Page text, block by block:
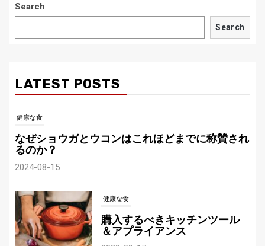
Search
Search
LATEST POSTS
健康な食
なぜショウガとウコンはこれほどまでに称賛され
るのか？
2024-08-15
健康な食
購入するべきキッチンツール
＆アプライアンス